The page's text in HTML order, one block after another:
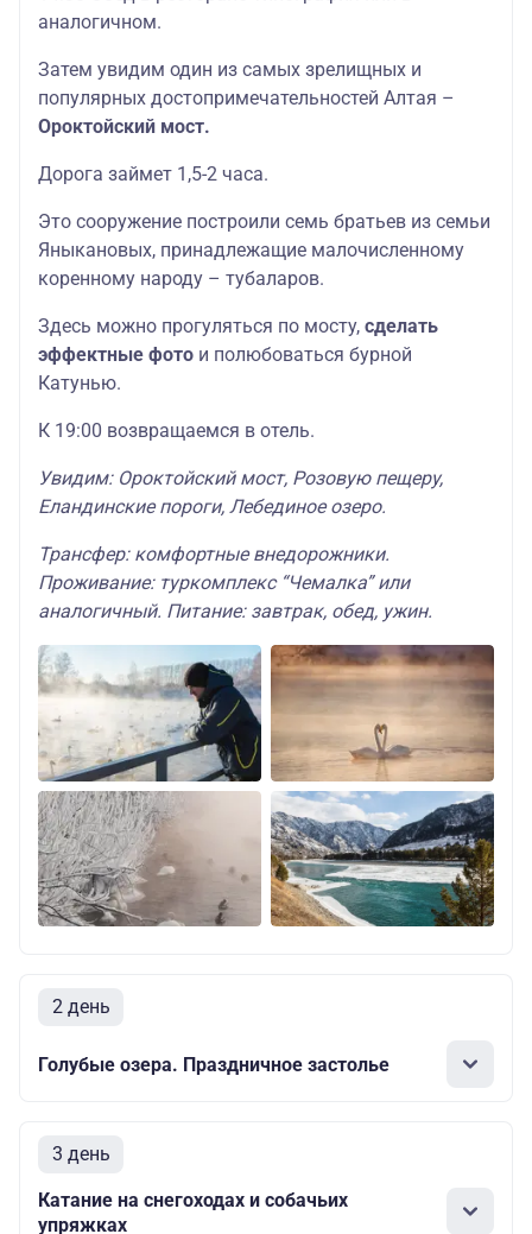
аналогичном.
Затем увидим один из самых зрелищных и
популярных достопримечательностей Алтая –
Ороктойский мост.
Дорога займет 1,5-2 часа.
Это сооружение построили семь братьев из семьи
Яныкановых, принадлежащие малочисленному
коренному народу – тубаларов.
Здесь можно прогуляться по мосту, сделать
эффектные фото и полюбоваться бурной
Катунью.
К 19:00 возвращаемся в отель.
Увидим: Ороктойский мост, Розовую пещеру,
Еландинские пороги, Лебединое озеро.
Трансфер: комфортные внедорожники.
Проживание: туркомплекс “Чемалка” или
аналогичный. Питание: завтрак, обед, ужин.
2 день
Голубые озера. Праздничное застолье
3 день
Катание на снегоходах и собачьих
упряжках